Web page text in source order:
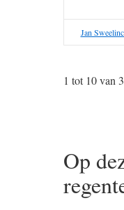
Jan
1 tot 10 van
Op